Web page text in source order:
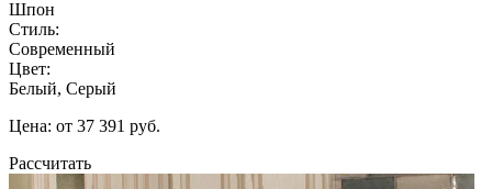
Шпон
Стиль:
Современный
Цвет:
Белый, Серый
Цена: от 37 391 руб.
Рассчитать